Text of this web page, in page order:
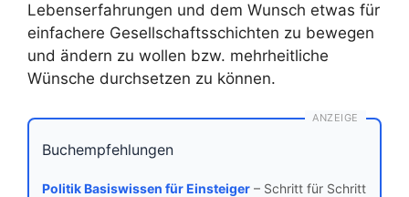
Lebenserfahrungen und dem Wunsch etwas für
einfachere Gesellschaftsschichten zu bewegen
und ändern zu wollen bzw. mehrheitliche
Wünsche durchsetzen zu können.
ANZEIGE
Buchempfehlungen
Politik Basiswissen für Einsteiger– Schritt für Schritt